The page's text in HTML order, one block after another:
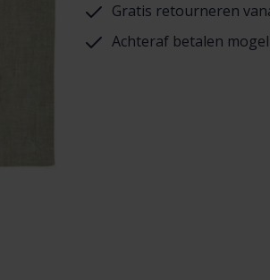
Gratis retourneren
Achteraf betalen